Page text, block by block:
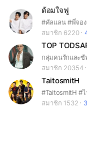
ด้อมใจฟู
สมาชิก 6220
TOP
สมาชิก 20354
TaitosmitH
สมาชิก 1532